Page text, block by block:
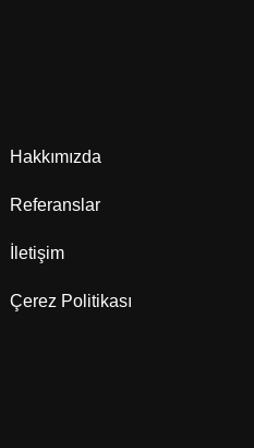
Hakkımızda
Referanslar
İletişim
Çerez Politikası